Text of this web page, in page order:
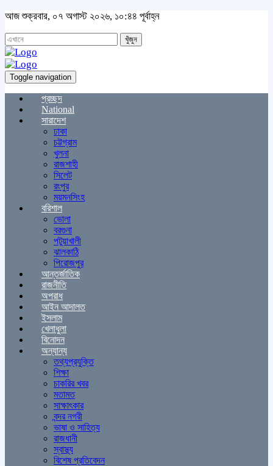
আজ শুক্রবার, ০৭ অগাস্ট ২০২৬, ১০:৪৪ পূর্বাহ্ন
খুঁজুন
Toggle navigation
প্রচ্ছদ
National
সারাদেশ
ঢাকা
চট্টগ্রাম
খুলনা
রাজশাহী
সিলেট
রংপুর
ময়মনসিংহ
বরিশাল
ভোলা
বরগুনা
পটুয়াখালী
ঝালকাঠি
পিরোজপুর
আন্তর্জাতিক
রাজনীতি
অপরাধ
আইন আদালত
ইসলাম
খেলাধুলা
বিনোদন
অন্যান্য
তথ্যপ্রযুক্তি
শিক্ষা
চাকরির খবর
মতামত
সাক্ষাৎকার
বন্দর নগরী
ভাষা ও সাহিত্য
রাজধানী
স্বাস্থ্য
বিশেষ প্রতিবেদন